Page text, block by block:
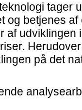
tager
og betjenes
af udviklingen
på det